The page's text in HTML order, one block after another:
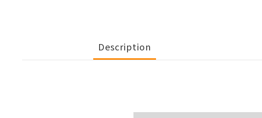
Description